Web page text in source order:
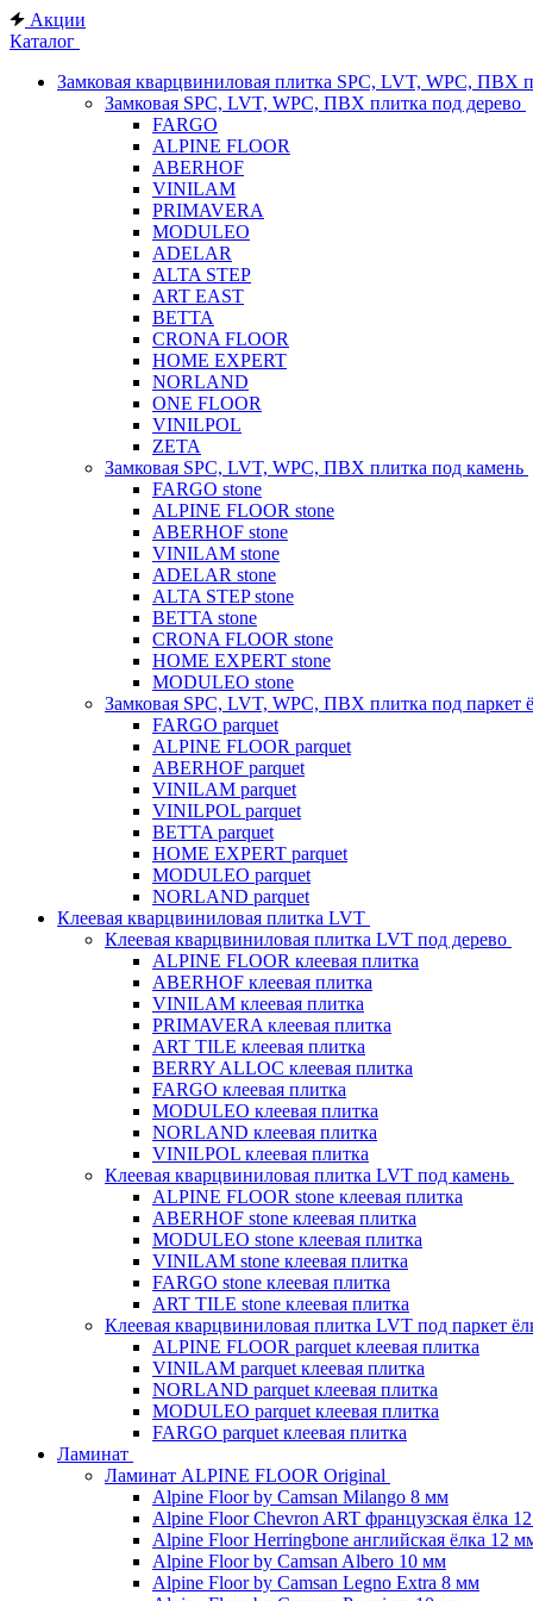
Акции
Каталог
Замковая кварцвиниловая плитка SPC, LVT, WPC, ПВХ
Замковая SPC, LVT, WPC, ПВХ плитка под дерево
FARGO
ALPINE FLOOR
ABERHOF
VINILAM
PRIMAVERA
MODULEO
ADELAR
ALTA STEP
ART EAST
BETTA
CRONA FLOOR
HOME EXPERT
NORLAND
ONE FLOOR
VINILPOL
ZETA
Замковая SPC, LVT, WPC, ПВХ плитка под камень
FARGO stone
ALPINE FLOOR stone
ABERHOF stone
VINILAM stone
ADELAR stone
ALTA STEP stone
BETTA stone
CRONA FLOOR stone
HOME EXPERT stone
MODULEO stone
Замковая SPC, LVT, WPC, ПВХ плитка под паркет
FARGO parquet
ALPINE FLOOR parquet
ABERHOF parquet
VINILAM parquet
VINILPOL parquet
BETTA parquet
HOME EXPERT parquet
MODULEO parquet
NORLAND parquet
Клеевая кварцвиниловая плитка LVT
Клеевая кварцвиниловая плитка LVT под дерево
ALPINE FLOOR клеевая плитка
ABERHOF клеевая плитка
VINILAM клеевая плитка
PRIMAVERA клеевая плитка
ART TILE клеевая плитка
BERRY ALLOC клеевая плитка
FARGO клеевая плитка
MODULEO клеевая плитка
NORLAND клеевая плитка
VINILPOL клеевая плитка
Клеевая кварцвиниловая плитка LVT под камень
ALPINE FLOOR stone клеевая плитка
ABERHOF stone клеевая плитка
MODULEO stone клеевая плитка
VINILAM stone клеевая плитка
FARGO stone клеевая плитка
ART TILE stone клеевая плитка
Клеевая кварцвиниловая плитка LVT под паркет
ALPINE FLOOR parquet клеевая плитка
VINILAM parquet клеевая плитка
NORLAND parquet клеевая плитка
MODULEO parquet клеевая плитка
FARGO parquet клеевая плитка
Ламинат
Ламинат ALPINE FLOOR Original
Alpine Floor by Camsan Milango 8 мм
Alpine Floor Chevron ART французская ёлка
Alpine Floor Herringbone английская ёлка 12
Alpine Floor by Camsan Albero 10 мм
Alpine Floor by Camsan Legno Extra 8 мм